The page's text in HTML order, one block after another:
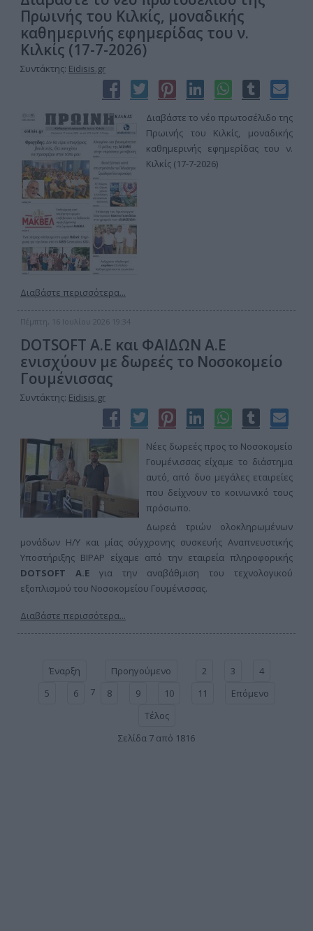
Πρωινής του Κιλκίς, μοναδικής
καθημερινής εφημερίδας του ν.
Κιλκίς (17-7-2026)
Συντάκτης: Eidisis.gr
Διαβάστε το νέο πρωτοσέλιδο της
Πρωινής του Κιλκίς, μοναδικής
καθημερινής εφημερίδας του ν.
Κιλκίς (17-7-2026)
Διαβάστε περισσότερα...
Πέμπτη, 16 Ιουλίου 2026 19:34
DOTSOFT A.E και ΦΑΙΔΩΝ Α.Ε
ενισχύουν με δωρεές το Νοσοκομείο
Γουμένισσας
Συντάκτης: Eidisis.gr
Νέες δωρεές προς το Νοσοκομείο
Γουμένισσας είχαμε το διάστημα
αυτό, από δυο μεγάλες εταιρείες
που δείχνουν το κοινωνικό τους
πρόσωπο.
Δωρεά τριών ολοκληρωμένων
μονάδων Η/Υ και μίας σύγχρονης συσκευής Αναπνευστικής
Υποστήριξης BIPAP είχαμε από την εταιρεία πληροφορικής
DOTSOFT Α.Ε για την αναβάθμιση του τεχνολογικού
εξοπλισμού του Νοσοκομείου Γουμένισσας.
Διαβάστε περισσότερα...
Έναρξη Προηγούμενο 2 3
4
5
6 7 8 9 10 11
Επόμενο
Τέλος
Σελίδα 7 από 1816